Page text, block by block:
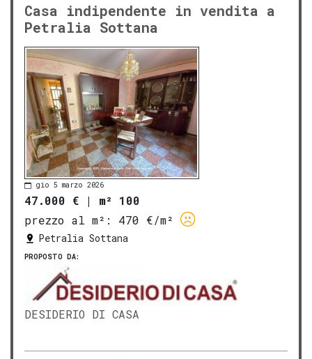
Casa indipendente in vendita a
Petralia Sottana
gio 5 marzo 2026
47.000 € | m² 100
prezzo al m²:
470 €/m²
Petralia Sottana
PROPOSTO DA:
DESIDERIO DI CASA